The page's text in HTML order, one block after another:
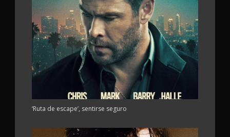
‘Ruta de escape’, sentirse seguro